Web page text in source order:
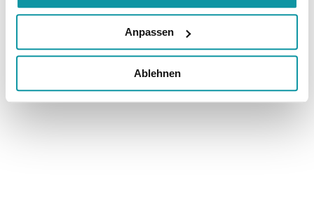
Anpassen
Ablehnen